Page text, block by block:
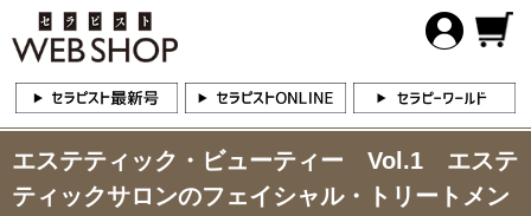
エステティック・ビューティー Vol.1 エステ
ティックサロンのフェイシャル・トリートメン